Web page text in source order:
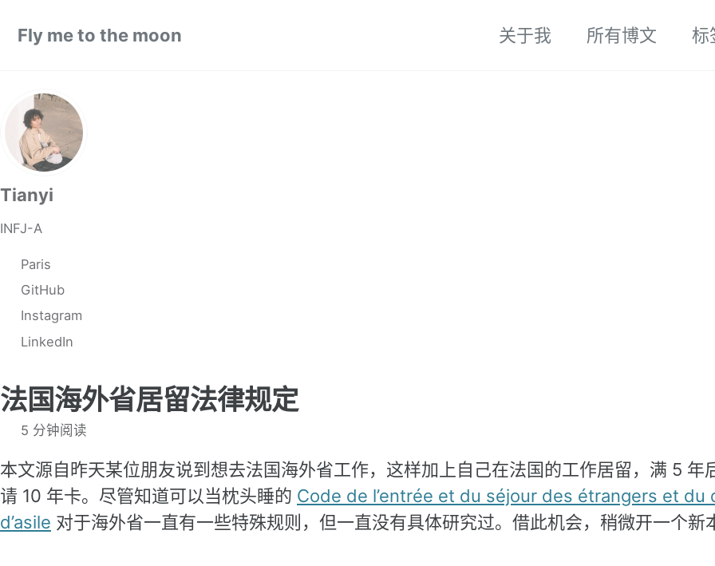
Fly me to the moon
关于我 所有博文 标
Tianyi
INFJ-A
Paris
GitHub
Instagram
LinkedIn
法国海外省居留法律规定
5 分钟阅读
本文源自昨天某位朋友说到想去法国海外省工作，这样加上自己在法国的工作居留，满 5 年
请 10 年卡。尽管知道可以当枕头睡的 Code de l’entrée et du séjour des étrangers et du
d’asile 对于海外省一直有一些特殊规则，但一直没有具体研究过。借此机会，稍微开一个新